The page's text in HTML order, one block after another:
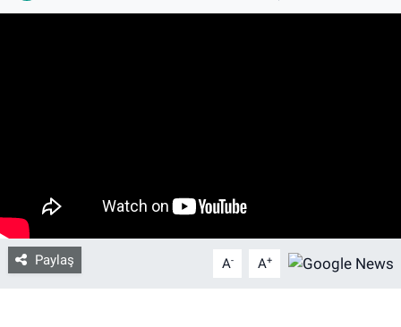
Paylaş A- A+
İLAN
İletişim (Künye)